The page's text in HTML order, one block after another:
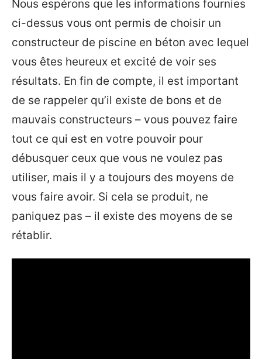
Nous espérons que les informations fournies
ci-dessus vous ont permis de choisir un
constructeur de piscine en béton avec lequel
vous êtes heureux et excité de voir ses
résultats. En fin de compte, il est important
de se rappeler qu’il existe de bons et de
mauvais constructeurs – vous pouvez faire
tout ce qui est en votre pouvoir pour
débusquer ceux que vous ne voulez pas
utiliser, mais il y a toujours des moyens de
vous faire avoir. Si cela se produit, ne
paniquez pas – il existe des moyens de se
rétablir.